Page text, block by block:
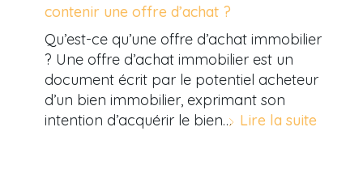
contenir une offre d’achat ?
Qu’est-ce qu’une offre d’achat immobilier
? Une offre d’achat immobilier est un
document écrit par le potentiel acheteur
d’un bien immobilier, exprimant son
intention d’acquérir le bien… Lire la suite